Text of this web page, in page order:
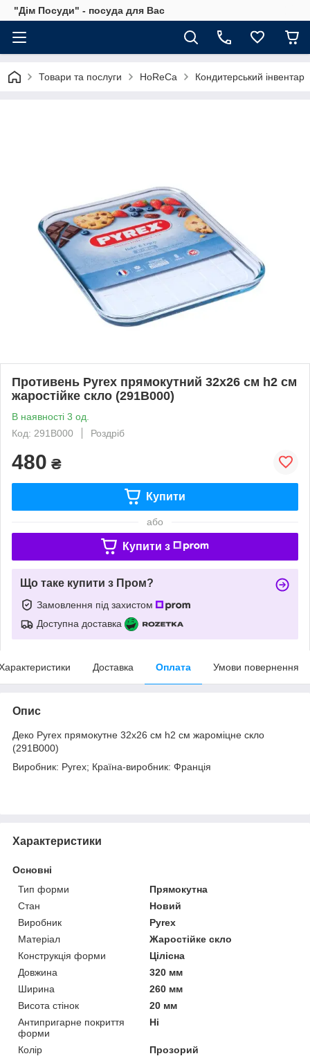
"Дім Посуди" - посуда для Вас
Товари та послуги HoReCa Кондитерський інвентар
Противень Pyrex прямокутний 32х26 см h2 см
жаростійке скло (291B000)
В наявності 3 од.
Код: 291B000
Роздріб
480 ₴
Купити
або
Купити з
Що таке купити з Пром?
Замовлення під захистом
Доступна доставка
Доставка Оплата Умови повернення
Опис
Деко Pyrex прямокутне 32х26 см h2 см жароміцне скло
(291B000)
Виробник: Pyrex; Країна-виробник: Франція
Характеристики
Основні
Тип форми
Прямокутна
Стан
Новий
Виробник
Pyrex
Матеріал
Жаростійке скло
Конструкція форми
Цілісна
Довжина
320 мм
Ширина
260 мм
Висота стінок
20 мм
Антипригарне покриття
форми
Ні
Колір
Прозорий